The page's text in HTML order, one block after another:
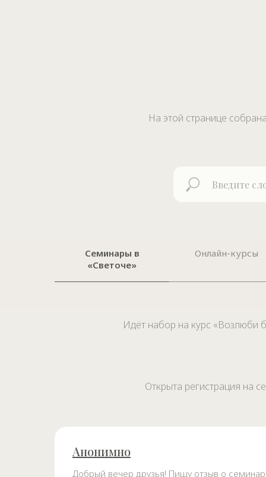
На этой странице
Семинары в
«Светоче»
Онлайн-курсы
Идёт набор на курс «Возлюби
Открыта регистрация на
Анонимно
Добрый вечер друзья! Пишу отзыв о